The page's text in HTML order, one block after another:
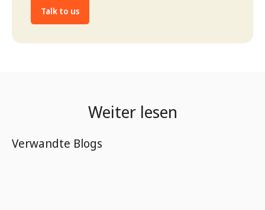
Talk to us
Weiter lesen
Verwandte Blogs